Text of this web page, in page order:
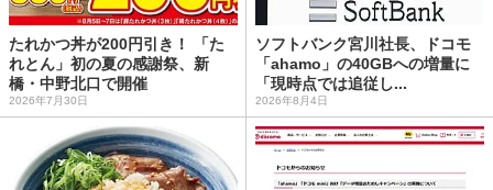
たれかつ丼が200円引き！ 「た
れとん」初の夏の感謝祭、新
橋・中野北口で開催
2026年7月30日
ソフトバンク宮川社長、ドコモ
「ahamo」の40GBへの増量に
「現時点では追従し...
2026年8月4日